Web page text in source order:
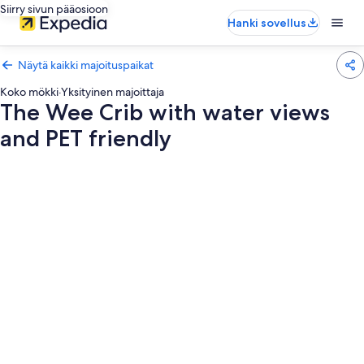
Siirry sivun pääosioon
Hanki sovellus
Näytä kaikki majoituspaikat
Koko mökki·Yksityinen majoittaja
The Wee Crib with water views
and PET friendly